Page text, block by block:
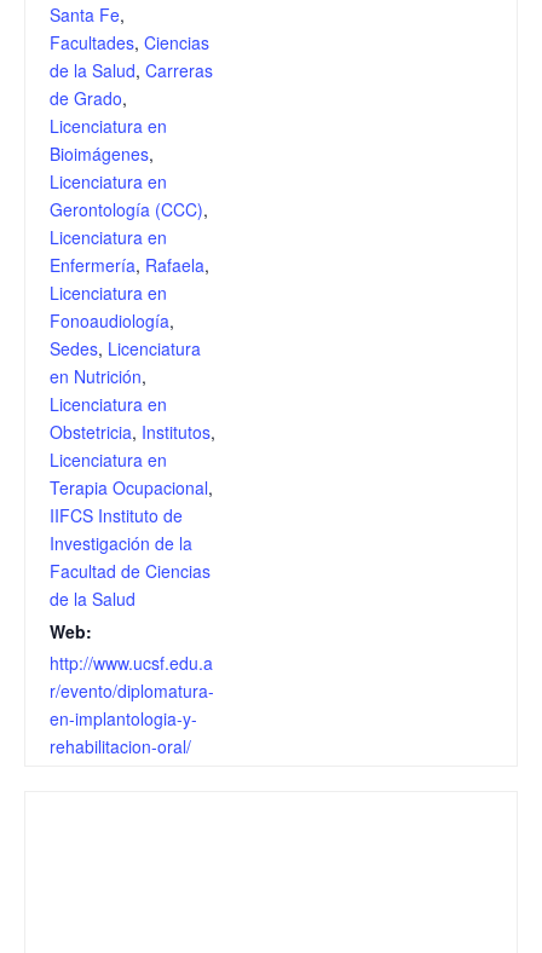
Santa Fe,
Facultades, Ciencias
de la Salud, Carreras
de Grado,
Licenciatura en
Bioimágenes,
Licenciatura en
Gerontología (CCC),
Licenciatura en
Enfermería, Rafaela,
Licenciatura en
Fonoaudiología,
Sedes, Licenciatura
en Nutrición,
Licenciatura en
Obstetricia, Institutos,
Licenciatura en
Terapia Ocupacional,
IIFCS Instituto de
Investigación de la
Facultad de Ciencias
de la Salud
Web:
http://www.ucsf.edu.a
r/evento/diplomatura-
en-implantologia-y-
rehabilitacion-oral/